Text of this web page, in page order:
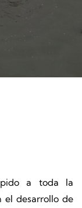
a toda la
el desarrollo de